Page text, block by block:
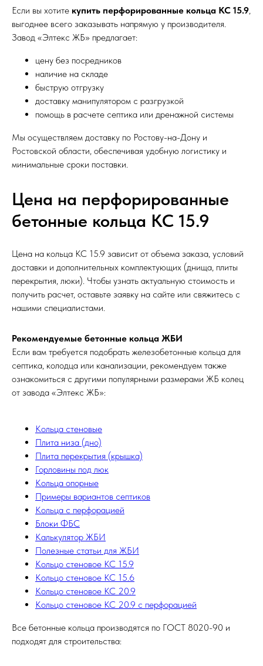
Если вы хотите купить перфорированные кольца КС 15.9,
выгоднее всего заказывать напрямую у производителя.
Завод «Элтекс ЖБ» предлагает:
цену без посредников
наличие на складе
быструю отгрузку
доставку манипулятором с разгрузкой
помощь в расчете септика или дренажной системы
Мы осуществляем доставку по Ростову-на-Дону и
Ростовской области, обеспечивая удобную логистику и
минимальные сроки поставки.
Цена на перфорированные
бетонные кольца КС 15.9
Цена на кольца КС 15.9 зависит от объема заказа, условий
доставки и дополнительных комплектующих (днища, плиты
перекрытия, люки). Чтобы узнать актуальную стоимость и
получить расчет, оставьте заявку на сайте или свяжитесь с
нашими специалистами.
Рекомендуемые бетонные кольца ЖБИ
Если вам требуется подобрать железобетонные кольца для
септика, колодца или канализации, рекомендуем также
ознакомиться с другими популярными размерами ЖБ колец
от завода «Элтекс ЖБ»:
Кольца стеновые
Плита низа (дно)
Плита перекрытия (крышка)
Горловины под люк
Кольца опорные
Примеры вариантов септиков
Кольца с перфорацией
Блоки ФБС
Калькулятор ЖБИ
Полезные статьи для ЖБИ
Кольцо стеновое КС 15.9
Кольцо стеновое КС 15.6
Кольцо стеновое КС 20.9
Кольцо стеновое КС 20.9 с перфорацией
Все бетонные кольца производятся по ГОСТ 8020-90 и
подходят для строительства: